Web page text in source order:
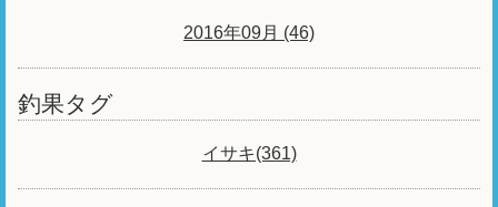
2016年09月 (46)
釣果タグ
イサキ(361)